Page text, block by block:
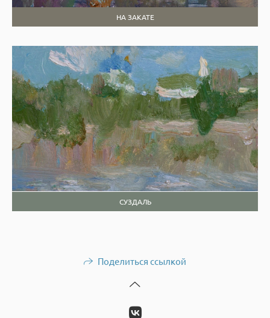
НА ЗАКАТЕ
СУЗДАЛЬ
Поделиться ссылкой